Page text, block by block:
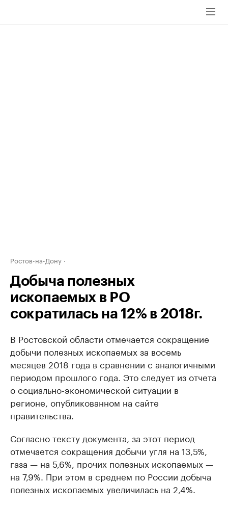
Ростов-на-Дону
Добыча полезных
ископаемых в РО
сократилась на 12% в 2018г.
В Ростовской области отмечается сокращение
добычи полезных ископаемых за восемь
месяцев 2018 года в сравнении с аналогичными
периодом прошлого года. Это следует из отчета
о социально-экономической ситуации в
регионе, опубликованном на сайте
правительства.
Согласно тексту документа, за этот период
отмечается сокращения добычи угля на 13,5%,
газа — на 5,6%, прочих полезных ископаемых —
на 7,9%. При этом в среднем по России добыча
полезных ископаемых увеличилась на 2,4%.